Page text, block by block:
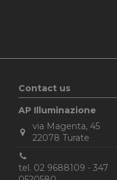
Contact us
AP Illuminazione
via Magenta, 45
22078 Turate
tel. 02 9688109 - 347